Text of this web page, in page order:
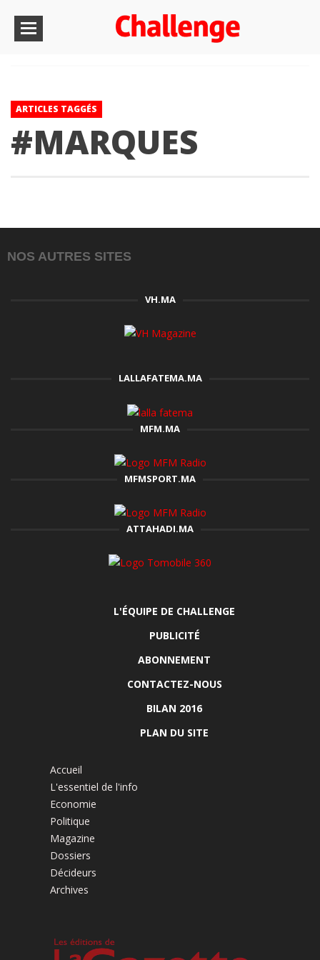
ARTICLES TAGGÉS
#MARQUES
NOS AUTRES SITES
VH.MA
LALLAFATEMA.MA
MFM.MA
MFMSPORT.MA
ATTAHADI.MA
L'ÉQUIPE DE CHALLENGE
PUBLICITÉ
ABONNEMENT
CONTACTEZ-NOUS
BILAN 2016
PLAN DU SITE
Accueil
L'essentiel de l'info
Economie
Politique
Magazine
Dossiers
Décideurs
Archives